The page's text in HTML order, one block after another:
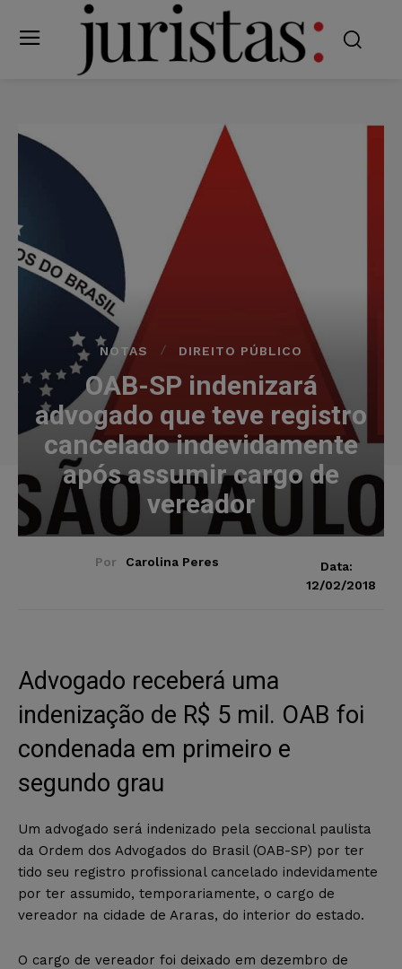
NOTAS DIREITO PÚBLICO
OAB-SP indenizará
advogado que teve registro
cancelado indevidamente
após assumir cargo de
vereador
Por Carolina Peres
Data:
12/02/2018
Advogado receberá uma
indenização de R$ 5 mil. OAB foi
condenada em primeiro e
segundo grau
Um advogado será indenizado pela seccional paulista
da Ordem dos Advogados do Brasil (OAB-SP) por ter
tido seu registro profissional cancelado indevidamente
por ter assumido, temporariamente, o cargo de
vereador na cidade de Araras, do interior do estado.
O cargo de vereador foi deixado em dezembro de